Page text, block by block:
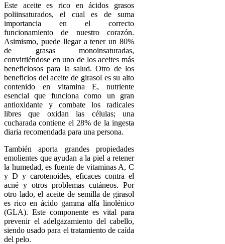
Este aceite es rico en ácidos grasos
poliinsaturados, el cual es de suma
importancia en el correcto
funcionamiento de nuestro corazón.
Asimismo, puede llegar a tener un 80%
de grasas monoinsaturadas,
convirtiéndose en uno de los aceites más
beneficiosos para la salud. Otro de los
beneficios del aceite de girasol es su alto
contenido en vitamina E, nutriente
esencial que funciona como un gran
antioxidante y combate los radicales
libres que oxidan las células; una
cucharada contiene el 28% de la ingesta
diaria recomendada para una persona.
También aporta grandes propiedades
emolientes que ayudan a la piel a retener
la humedad, es fuente de vitaminas A, C
y D y carotenoides, eficaces contra el
acné y otros problemas cutáneos. Por
otro lado, el aceite de semilla de girasol
es rico en ácido gamma alfa linolénico
(GLA). Este componente es vital para
prevenir el adelgazamiento del cabello,
siendo usado para el tratamiento de caída
del pelo.